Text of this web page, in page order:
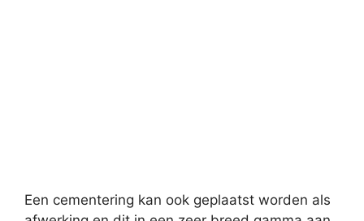
Een cementering kan ook geplaatst worden als